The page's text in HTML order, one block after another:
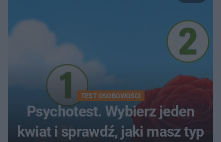
TEST OSOBOWOŚCI
Psychotest. Wybierz jeden
kwiat i sprawdź, jaki masz typ